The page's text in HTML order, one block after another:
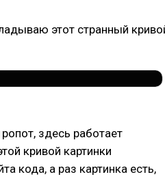
этот странный
здесь работает
кривой картинки
кода, а раз картинка есть,